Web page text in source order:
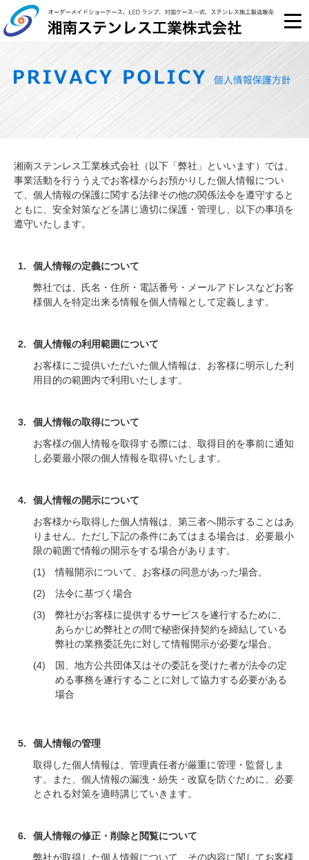
湘南ステンレス工業株式会社（以下「弊社」といいます）では、
事業活動を行ううえでお客様からお預かりした個人情報につい
て、個人情報の保護に関する法律その他の関係法令を遵守すると
ともに、安全対策などを講じ適切に保護・管理し、以下の事項を
遵守いたします。
個人情報の定義について
弊社では、氏名・住所・電話番号・メールアドレスなどお客
様個人を特定出来る情報を個人情報として定義します。
個人情報の利用範囲について
お客様にご提供いただいた個人情報は、お客様に明示した利
用目的の範囲内で利用いたします。
個人情報の取得について
お客様の個人情報を取得する際には、取得目的を事前に通知
し必要最小限の個人情報を取得いたします。
個人情報の開示について
お客様から取得した個人情報は、第三者へ開示することはあ
りません。ただし下記の条件にあてはまる場合は、必要最小
限の範囲で情報の開示をする場合があります。
情報開示について、お客様の同意があった場合。
法令に基づく場合
弊社がお客様に提供するサービスを遂行するために、
あらかじめ弊社との間で秘密保持契約を締結している
弊社の業務委託先に対して情報開示が必要な場合。
国、地方公共団体又はその委託を受けた者が法令の定
める事務を遂行することに対して協力する必要がある
場合
個人情報の管理
取得した個人情報は、管理責任者が厳重に管理・監督しま
す。また、個人情報の漏洩・紛失・改竄を防ぐために、必要
とされる対策を適時講じていきます。
個人情報の修正・削除と閲覧について
弊社が取得した個人情報について、その内容に関してお客様